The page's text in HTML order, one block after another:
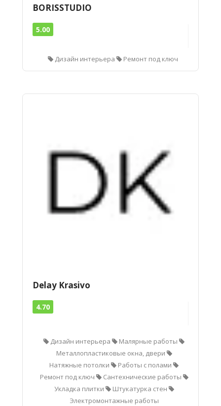
BORISSTUDIO
5.00
Дизайн интерьера Ремонт под ключ
Delay Krasivo
4.70
Дизайн интерьера
Малярные работы
Металлопластиковые окна, двери
Натяжные потолки
Работы с полами
Ремонт под ключ
Сантехнические работы
Укладка плитки
Штукатурка стен
Электромонтажные работы